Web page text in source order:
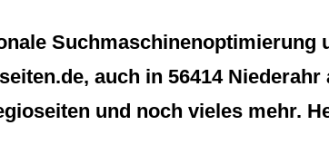
auch in 56414
und noch vieles mehr.